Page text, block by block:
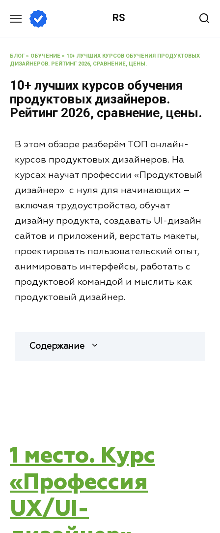
RS
БЛОГ» ОБУЧЕНИЕ » 10+ ЛУЧШИХ КУРСОВ ОБУЧЕНИЯ ПРОДУКТОВЫХ
ДИЗАЙНЕРОВ. РЕЙТИНГ 2026, СРАВНЕНИЕ, ЦЕНЫ.
10+ лучших курсов обучения
продуктовых дизайнеров.
Рейтинг 2026, сравнение, цены.
В этом обзоре разберём ТОП онлайн-
курсов продуктовых дизайнеров. На
курсах научат профессии «Продуктовый
дизайнер» с нуля для начинающих –
включая трудоустройство, обучат
дизайну продукта, создавать UI-дизайн
сайтов и приложений, верстать макеты,
проектировать пользовательский опыт,
анимировать интерфейсы, работать с
продуктовой командой и мыслить как
продуктовый дизайнер.
Содержание
1 место. Курс
«Профессия
UX/UI-